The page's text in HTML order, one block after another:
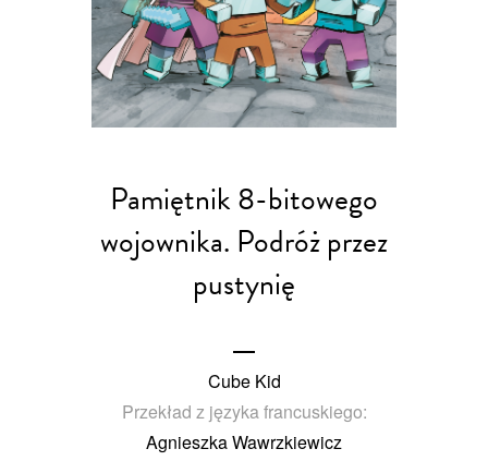
Pamiętnik 8-bitowego
wojownika. Podróż przez
pustynię
Cube Kid
Przekład z języka francuskiego:
Agnieszka Wawrzkiewicz